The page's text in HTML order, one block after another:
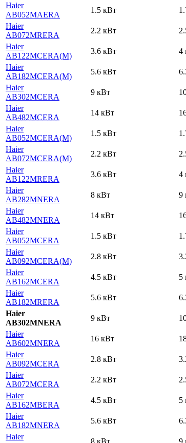
Haier
AB052MAERA
1.5 кВт
Haier
AB072MRERA
2.2 кВт
Haier
AB122MCERA(M)
3.6 кВт 4
Haier
AB182MCERA(M)
5.6 кВт
Haier
AB302MCERA
9 кВт
Haier
AB482MCERA
14 кВт
Haier
AB052MCERA(M)
1.5 кВт
Haier
AB072MCERA(M)
2.2 кВт
Haier
AB122MRERA
3.6 кВт 4
Haier
AB282MNERA
8 кВт 9
Haier
AB482MNERA
14 кВт
Haier
AB052MCERA
1.5 кВт
Haier
AB092MCERA(M)
2.8 кВт
Haier
AB162MCERA
4.5 кВт 5
Haier
AB182MRERA
5.6 кВт
Haier
AB302MNERA
9 кВт
Haier
AB602MNERA
16 кВт
Haier
AB092MCERA
2.8 кВт
Haier
AB072MCERA
2.2 кВт
Haier
AB162MBERA
4.5 кВт 5
Haier
AB182MNERA
5.6 кВт
Haier
8 кВт 9